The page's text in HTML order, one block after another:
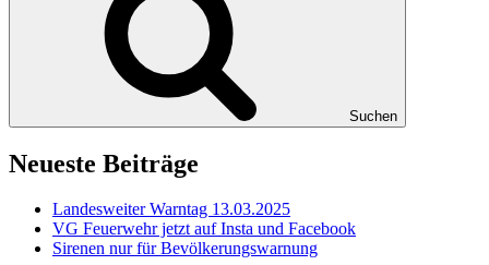
Suchen
Neueste Beiträge
Landesweiter Warntag 13.03.2025
VG Feuerwehr jetzt auf Insta und Facebook
Sirenen nur für Bevölkerungswarnung